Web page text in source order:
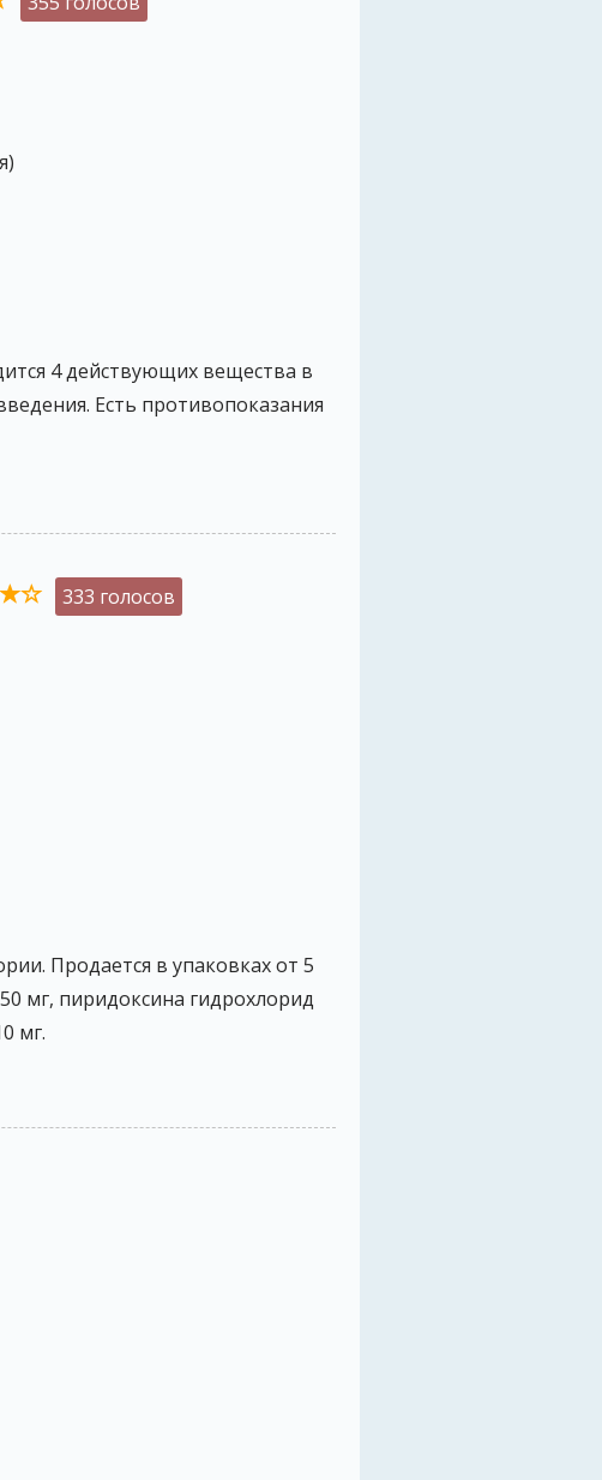
4 действующих вещества в
Есть противопоказания
333 голосов
Продается в упаковках от 5
мг, пиридоксина гидрохлорид
мг.